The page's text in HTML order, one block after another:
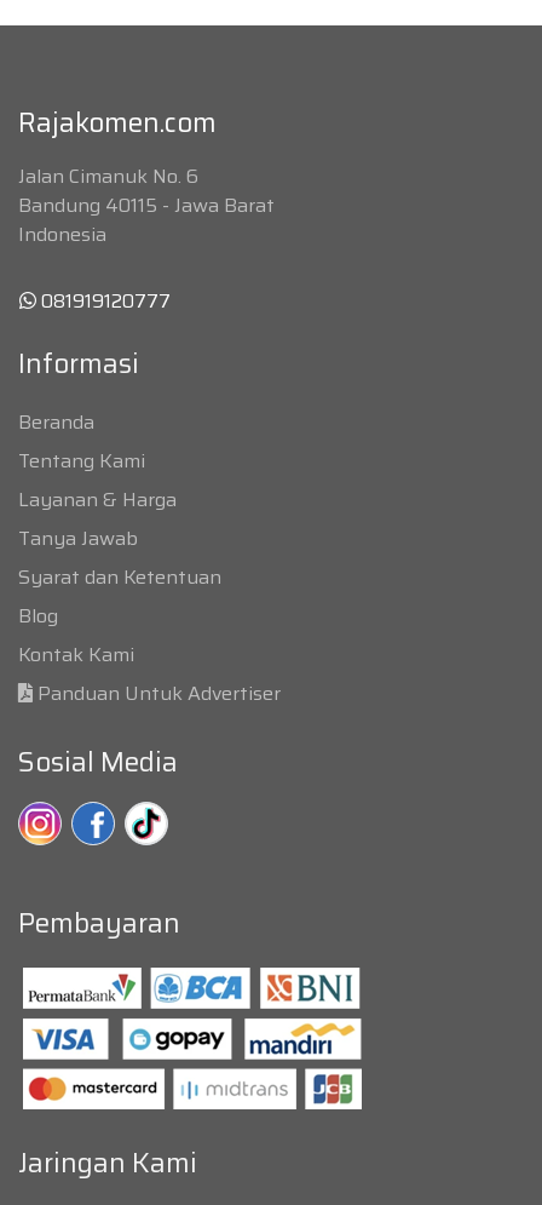
Rajakomen.com
Jalan Cimanuk No. 6
Bandung 40115 - Jawa Barat
Indonesia
081919120777
Informasi
Beranda
Tentang Kami
Layanan & Harga
Tanya Jawab
Syarat dan Ketentuan
Blog
Kontak Kami
Panduan Untuk Advertiser
Sosial Media
Pembayaran
Jaringan Kami